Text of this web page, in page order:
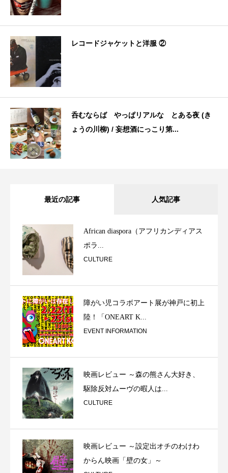
レコードジャケットと洋服 ②
呑むならば やっぱリアルな とある夜 (き
ょうの川柳) / 妄想酒にっこり第...
最近の記事 人気記事
African diaspora（アフリカンディアス
ポラ...
CULTURE
障がい児コラボアート展が神戸に初上
陸！「ONEART K...
EVENT INFORMATION
映画レビュー ～森の熊さん大好き、
駆除反対ムーヴの暇人は...
CULTURE
映画レビュー ～設定出オチのわけわ
からん映画「壁の女」～